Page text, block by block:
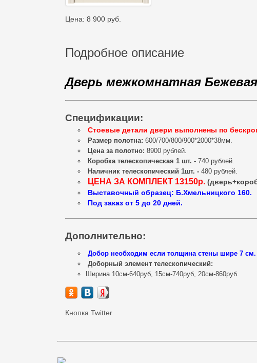
Цена: 8 900 руб.
Подробное описание
Дверь межкомнатная
Спецификации:
Стоевые детали двери выполнены по
Размер полотна: 600/700/800/900*2000*38мм.
Цена за полотно: 8900 рублей.
Коробка телескопическая 1 шт. - 740 рублей.
Наличник телескопический 1шт. - 480 рублей.
ЦЕНА ЗА КОМПЛЕКТ 13150р.
Выставочный образец: Б.Хмельницкого 160.
Под заказ от 5 до 20 дней.
Дополнительно:
Добор необходим если толщина стены шире 7 см.
Доборный элемент телескопический:
Ширина 10см-640руб, 15см-740руб, 20см-860руб.
Кнопка Twitter